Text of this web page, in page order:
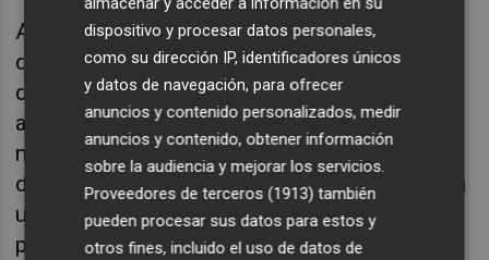
A lo largo de la noche se ofrecerán
demostraciones sorprendentes de creación
de música, imagen y video con inteligencia
artificial, así como ejemplos de contenidos
manipulados que hacen cada vez más difícil
distinguir qué es real y que no. También habrá
una espectacular exhibición protagonizada
por un robot capaz de bailar y practicar artes
dispositivo y procesar datos personales,
como su dirección IP, identificadores únicos
y datos de navegación, para ofrecer
anuncios y contenido personalizados, medir
anuncios y contenido, obtener información
sobre la audiencia y mejorar los servicios.
Proveedores de terceros (1913) también
pueden procesar sus datos para estos y
otros fines, incluido el uso de datos de